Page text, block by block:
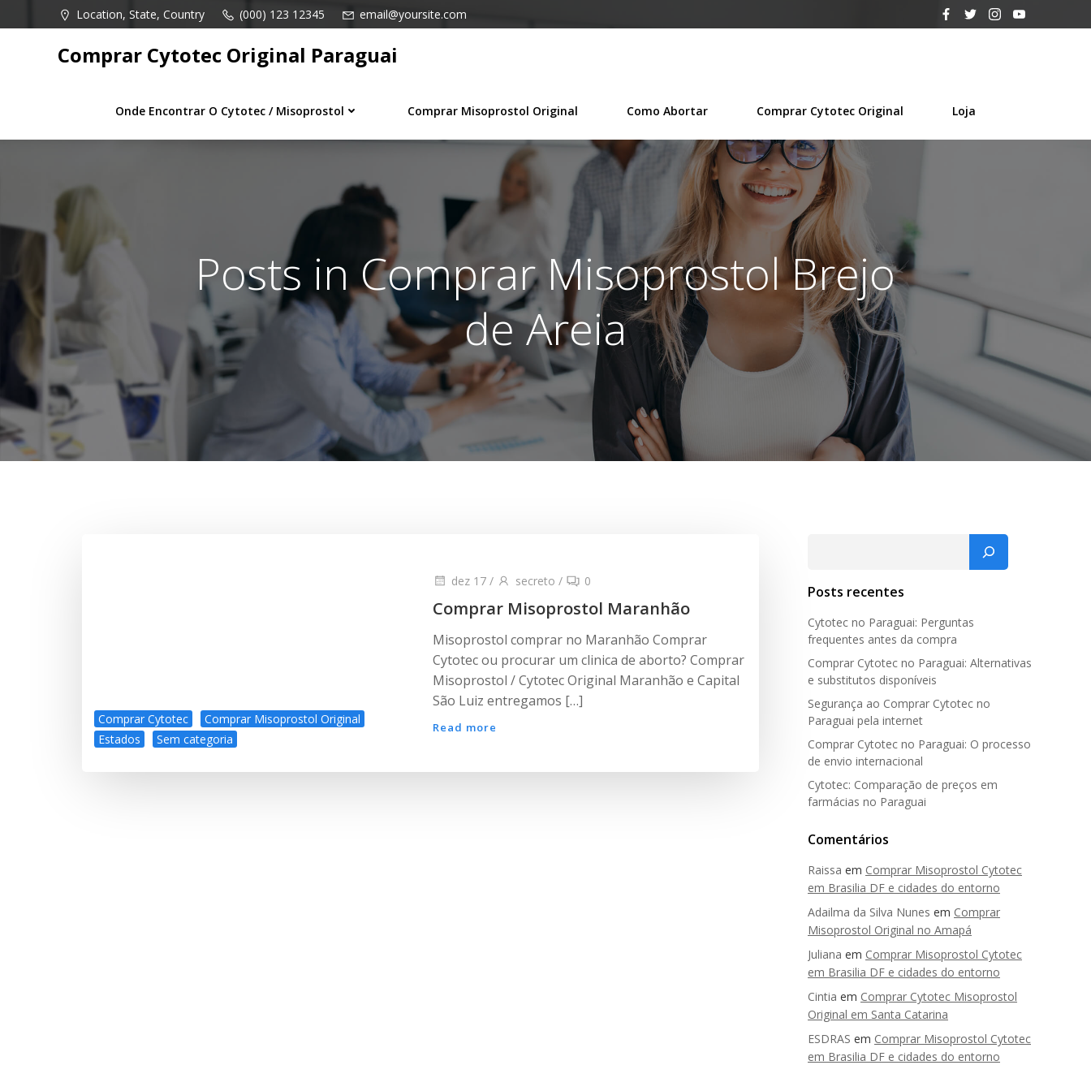
para
Location, State, Country (000) 123 12345 email@yoursite.com
Comprar Cytotec Original Paraguai
Onde Encontrar O Cytotec / Misoprostol Comprar Misoprostol Original Como Abortar Comprar Cytotec Original Loja
Posts in Comprar Misoprostol Brejo
de Areia
Comprar Cytotec
Comprar Misoprostol Original
Estados
Sem categoria
dez 17 / secreto / 0
Comprar Misoprostol Maranhão
Misoprostol comprar no Maranhão Comprar
Cytotec ou procurar um clinica de aborto? Comprar
Misoprostol / Cytotec Original Maranhão e Capital
São Luiz entregamos […]
Read more
Posts recentes
Cytotec no Paraguai: Perguntas
frequentes antes da compra
Comprar Cytotec no Paraguai: Alternativas
e substitutos disponíveis
Segurança ao Comprar Cytotec no
Paraguai pela internet
Comprar Cytotec no Paraguai: O processo
de envio internacional
Cytotec: Comparação de preços em
farmácias no Paraguai
Comentários
Raissa em Comprar Misoprostol Cytotec
em Brasilia DF e cidades do entorno
Adailma da Silva Nunes em Comprar
Misoprostol Original no Amapá
Juliana em Comprar Misoprostol Cytotec
em Brasilia DF e cidades do entorno
Cintia em Comprar Cytotec Misoprostol
Original em Santa Catarina
ESDRAS em Comprar Misoprostol Cytotec
em Brasilia DF e cidades do entorno